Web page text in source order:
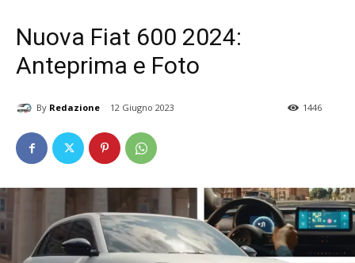
Nuova Fiat 600 2024:
Anteprima e Foto
By Redazione 12 Giugno 2023 1446